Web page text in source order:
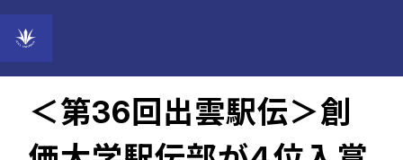
2024年10月15日
＜第36回出雲駅伝＞創